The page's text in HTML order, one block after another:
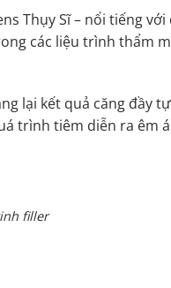
Thụy Sĩ – nổi tiếng với
các liệu trình thẩm
lại kết quả căng đầy tự
trình tiêm diễn ra êm
filler